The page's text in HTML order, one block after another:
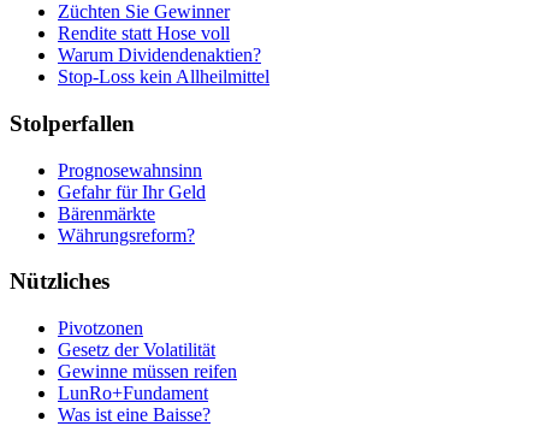
Züchten Sie Gewinner
Rendite statt Hose voll
Warum Dividendenaktien?
Stop-Loss kein Allheilmittel
Stolperfallen
Prognosewahnsinn
Gefahr für Ihr Geld
Bärenmärkte
Währungsreform?
Nützliches
Pivotzonen
Gesetz der Volatilität
Gewinne müssen reifen
LunRo+Fundament
Was ist eine Baisse?